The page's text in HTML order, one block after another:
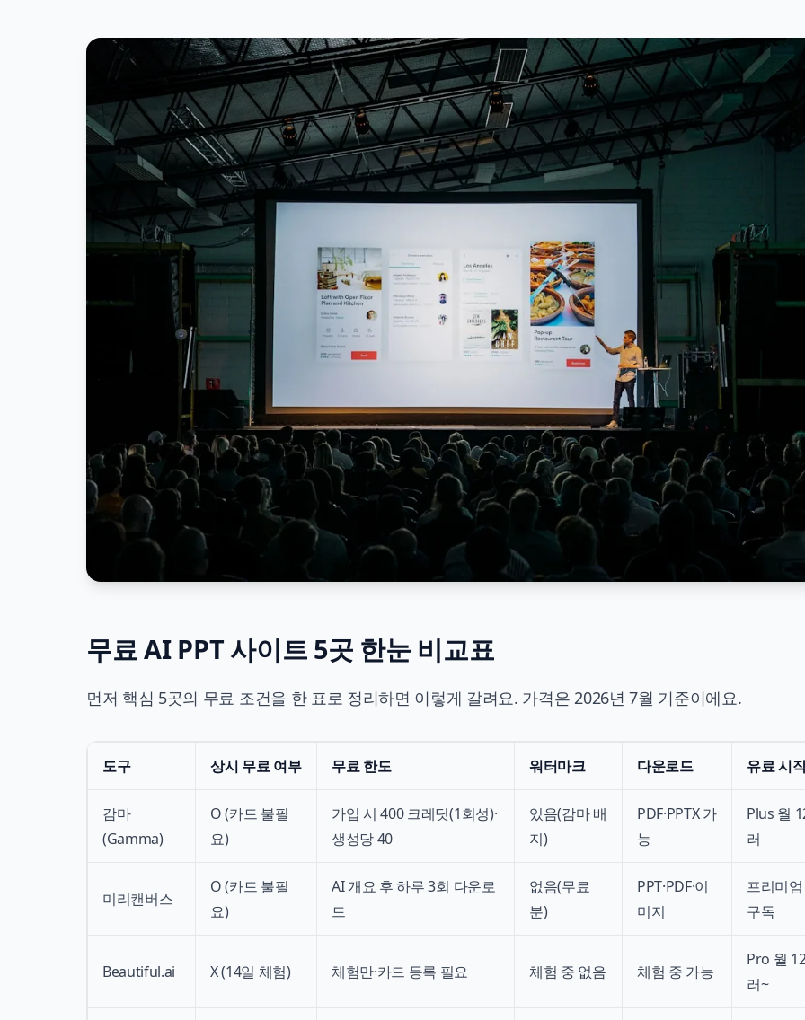
무료 AI PPT 사이트 5곳 한눈 비교표
먼저 핵심 5곳의 무료 조건을 한 표로 정리하면 이렇게 갈려요. 가격은 2026년 7월 기준이에요.
도구 상시 무료 여부 무료 한도 워터마크 다운로드 유료 시
감마
(Gamma)
O (카드 불필
요)
가입 시 400 크레딧(1회성)·
생성당 40
있음(감마 배
지)
PDF·PPTX 가
능
Plus 월
러
미리캔버스
O (카드 불필
요)
AI 개요 후 하루 3회 다운로
드
없음(무료
분)
PPT·PDF·이
미지
프리미엄
구독
Beautiful.ai X (14일 체험) 체험만·카드 등록 필요 체험 중 없음 체험 중 가능
Pro 월
러~